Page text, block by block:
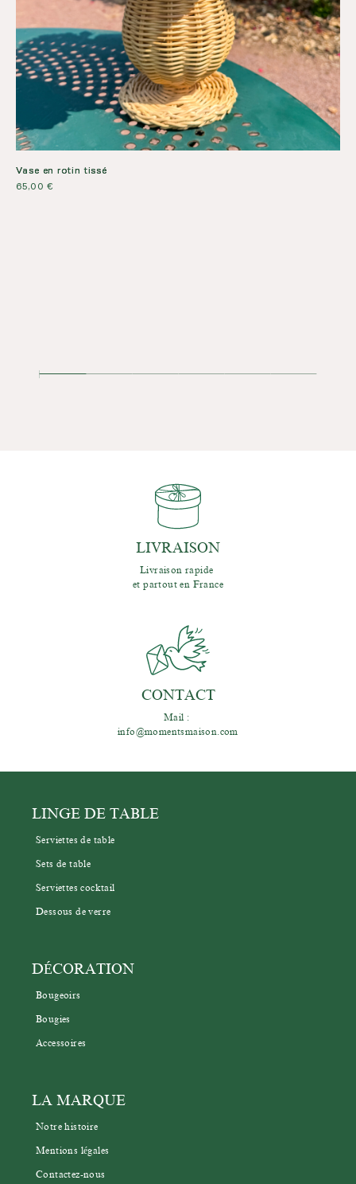
Vase en rotin tissé
65,00€
LIVRAISON
Livraison rapide
et partout en France
CONTACT
Mail :
info@momentsmaison.com
LINGE DE TABLE
Serviettes de table
Sets de table
Serviettes cocktail
Dessous de verre
DÉCORATION
Bougeoirs
Bougies
Accessoires
LA MARQUE
Notre histoire
Mentions légales
Contactez-nous